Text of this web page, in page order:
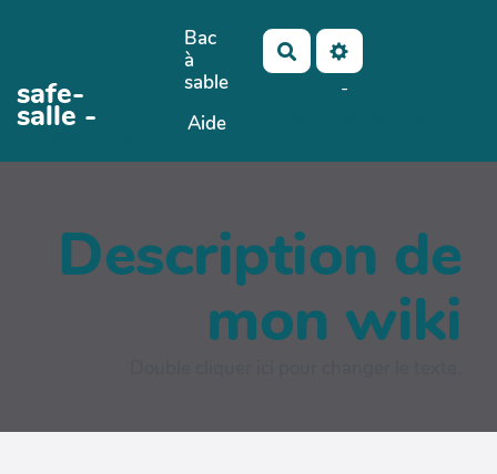
Aller au contenu principal
safe-
salle -
Bac
à
sable
Aide
Rechercher
-
Description de
mon wiki